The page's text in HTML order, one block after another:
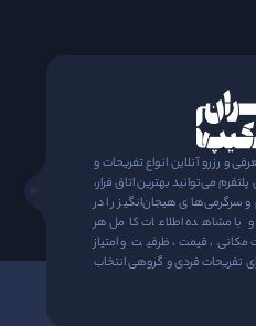
و رزرو آنلاین انواع تفریحات و
می‌توانید بهترین اتاق فرار،
سرگرمی‌های هیجان‌انگیز را در
با مشاهده اطلاعات کامل هر
قیمت، ظرفیت و امتیاز
تفریحات فردی و گروهی انتخاب